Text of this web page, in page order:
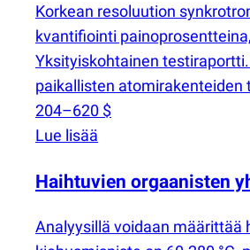
Korkean resoluution
kvantifiointi
Yksityiskohtainen
paikallisten atomirakenteiden
204–620 $
Lue lisää
Haihtuvien orgaanisten
Analyysillä voidaan